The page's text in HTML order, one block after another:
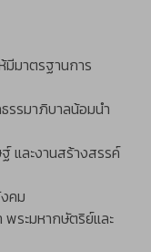
มาตรฐานการ
รมาภิบาลน้อมนำ
ละงานสร้างสรรค์
คม
ระมหากษัตริย์และ